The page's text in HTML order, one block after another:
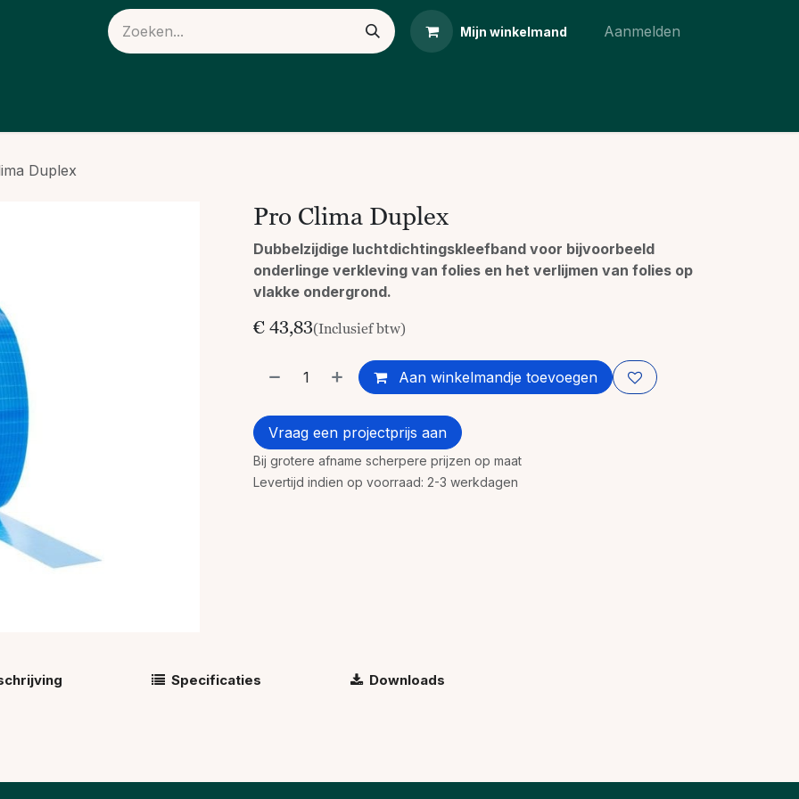
Mijn winkelmand Aanmelden
Duplex
Pro Clima Duplex
Dubbelzijdige luchtdichtingskleefband voor bijvoorbeeld
onderlinge verkleving van folies en het verlijmen van folies op
vlakke ondergrond.
€ 43,83(Inclusief btw)
Aan winkelmandje toevoegen
Vraag een projectprijs aan
Bij grotere afname scherpere prijzen op maat
Levertijd indien op voorraad: 2-3 werkdagen
Specificaties Downloads